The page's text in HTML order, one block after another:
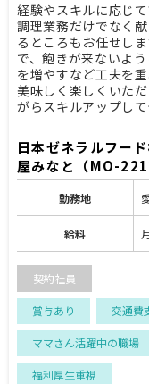
経験やスキルに応じ
調理業務だけでなく
るところもお任せし
で、飽きが来ないよ
を増やすなど工夫を
美味しく楽しくいた
がらスキルアップし
日本ゼネラルフー
屋みなと（MO-
勤務地
給料
契約社員
賞与あり 交通費
ママさん活躍中の職場
福利厚生重視